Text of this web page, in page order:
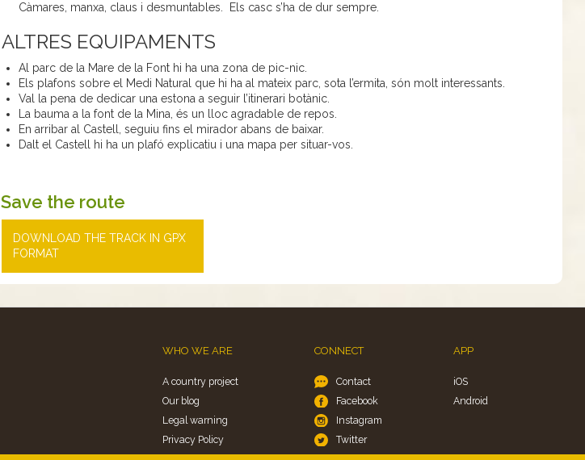
Càmares, manxa, claus i desmuntables. Els casc s’ha de dur sempre.
ALTRES EQUIPAMENTS
Al parc de la Mare de la Font hi ha una zona de pic-nic.
Els plafons sobre el Medi Natural que hi ha al mateix parc, sota l’ermita, són molt interessants.
Val la pena de dedicar una estona a seguir l’itinerari botànic.
La bauma a la font de la Mina, és un lloc agradable de repos.
En arribar al Castell, seguiu fins el mirador abans de baixar.
Dalt el Castell hi ha un plafó explicatiu i una mapa per situar-vos.
Save the route
DOWNLOAD THE TRACK IN GPX
FORMAT
WHO WE ARE
A country project
Our blog
Legal warning
Privacy Policy
CONNECT
Contact
Facebook
Instagram
Twitter
APP
iOS
Android